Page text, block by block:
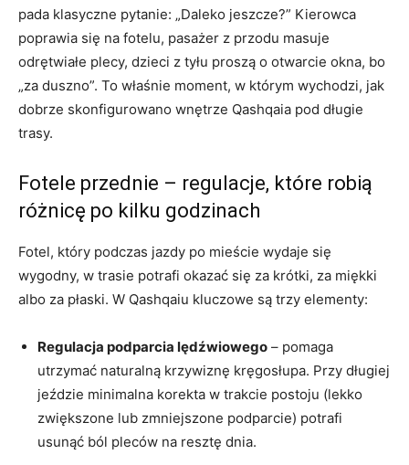
pada klasyczne pytanie: „Daleko jeszcze?” Kierowca
poprawia się na fotelu, pasażer z przodu masuje
odrętwiałe plecy, dzieci z tyłu proszą o otwarcie okna, bo
„za duszno”. To właśnie moment, w którym wychodzi, jak
dobrze skonfigurowano wnętrze Qashqaia pod długie
trasy.
Fotele przednie – regulacje, które robią
różnicę po kilku godzinach
Fotel, który podczas jazdy po mieście wydaje się
wygodny, w trasie potrafi okazać się za krótki, za miękki
albo za płaski. W Qashqaiu kluczowe są trzy elementy:
Regulacja podparcia lędźwiowego – pomaga
utrzymać naturalną krzywiznę kręgosłupa. Przy długiej
jeździe minimalna korekta w trakcie postoju (lekko
zwiększone lub zmniejszone podparcie) potrafi
usunąć ból pleców na resztę dnia.